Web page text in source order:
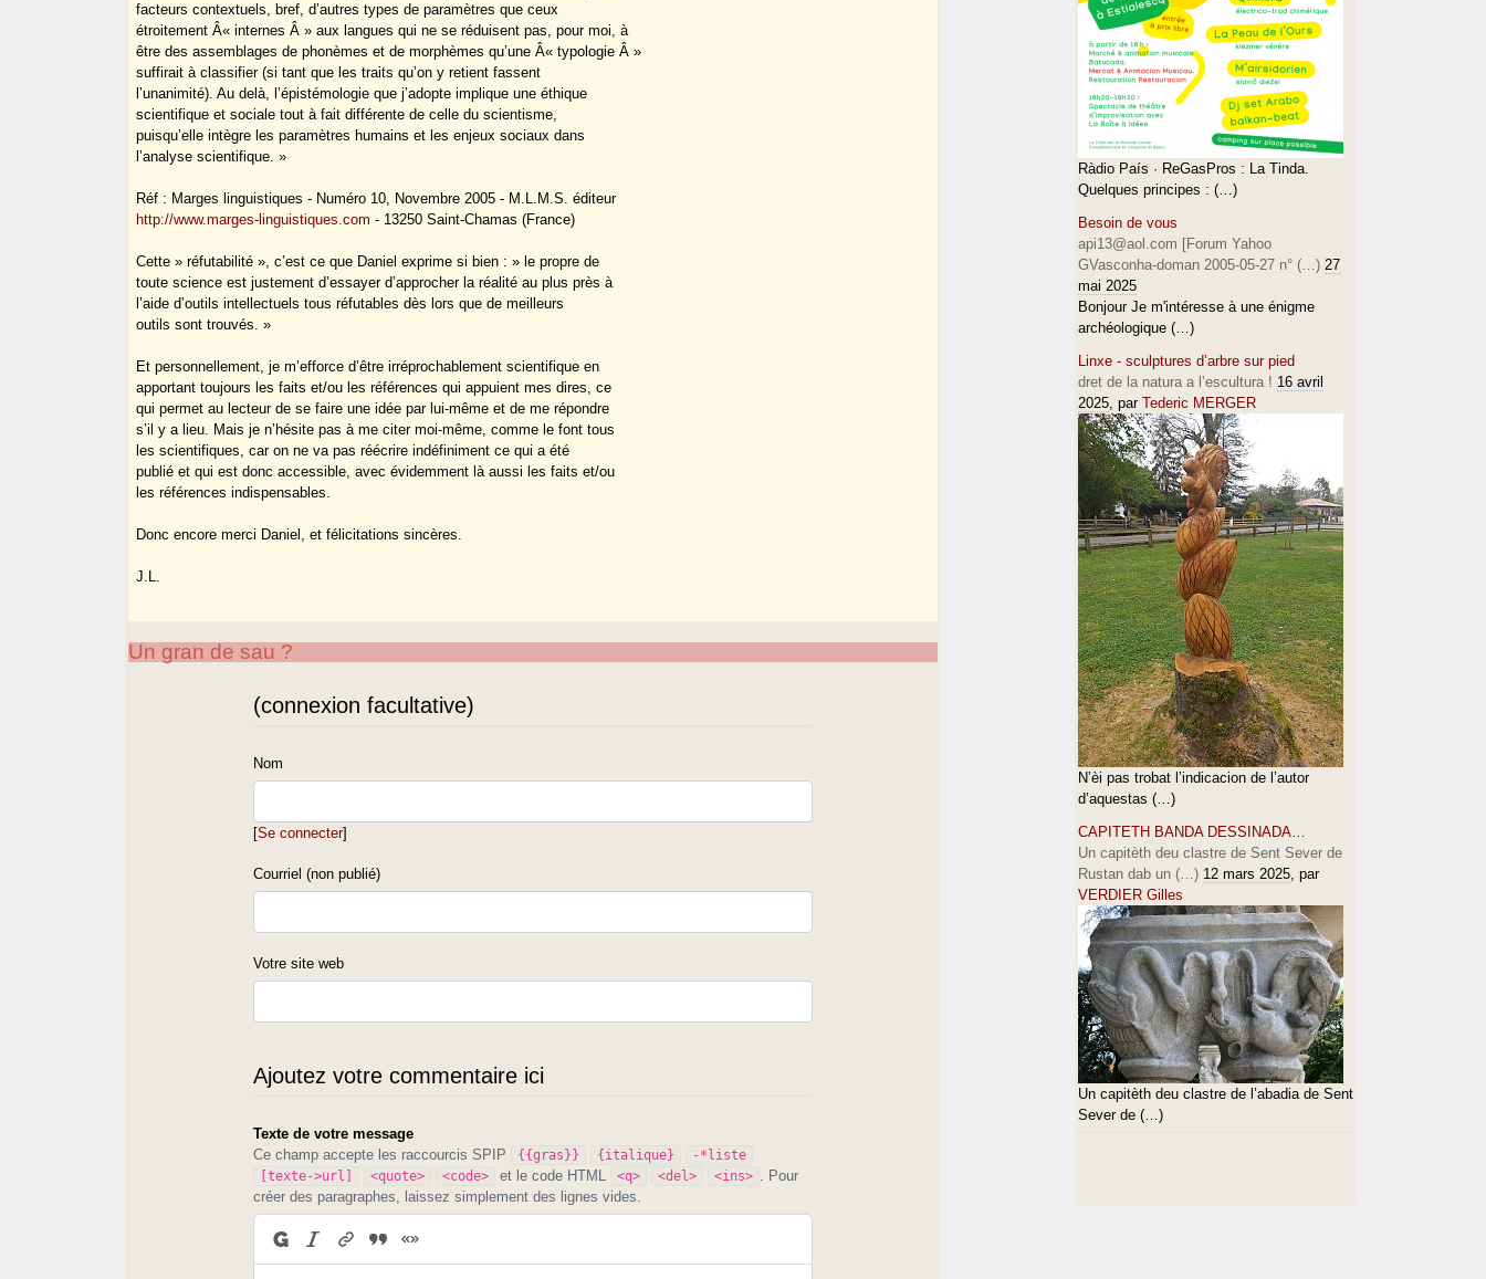
facteurs contextuels, bref, d’autres types de paramètres que ceux
étroitement Â« internes Â » aux langues qui ne se réduisent pas, pour moi, à
être des assemblages de phonèmes et de morphèmes qu’une Â« typologie Â »
suffirait à classifier (si tant que les traits qu’on y retient fassent
l’unanimité). Au delà, l’épistémologie que j’adopte implique une éthique
scientifique et sociale tout à fait différente de celle du scientisme,
puisqu’elle intègre les paramètres humains et les enjeux sociaux dans
l’analyse scientifique. »
Réf : Marges linguistiques - Numéro 10, Novembre 2005 - M.L.M.S. éditeur
http://www.marges-linguistiques.com - 13250 Saint-Chamas (France)
Cette » réfutabilité », c’est ce que Daniel exprime si bien : » le propre de
toute science est justement d’essayer d’approcher la réalité au plus près à
l’aide d’outils intellectuels tous réfutables dès lors que de meilleurs
outils sont trouvés. »
Et personnellement, je m’efforce d’être irréprochablement scientifique en
apportant toujours les faits et/ou les références qui appuient mes dires, ce
qui permet au lecteur de se faire une idée par lui-même et de me répondre
s’il y a lieu. Mais je n’hésite pas à me citer moi-même, comme le font tous
les scientifiques, car on ne va pas réécrire indéfiniment ce qui a été
publié et qui est donc accessible, avec évidemment là aussi les faits et/ou
les références indispensables.
Donc encore merci Daniel, et félicitations sincères.
J.L.
Un gran de sau ?
(connexion facultative)
Nom
[Se connecter]
Courriel (non publié)
Votre site web
Ajoutez votre commentaire ici
Texte de votre message
Ce champ accepte les raccourcis SPIP
{{gras}} {italique}
-*liste
[texte->url]
<quote> <code> et le code HTML <q> <del> <ins>
. Pour
créer des paragraphes, laissez simplement des lignes vides.
Ràdio País · ReGasPros : La Tinda.
Quelques principes : (…)
Besoin de vous
api13@aol.com [Forum Yahoo
GVasconha-doman 2005-05-27 n° (…) 27
mai 2025
Bonjour Je m'intéresse à une énigme
archéologique (…)
Linxe - sculptures d’arbre sur pied
dret de la natura a l’escultura ! 16 avril
2025, par Tederic MERGER
N’èi pas trobat l’indicacion de l’autor
d’aquestas (…)
CAPITETH BANDA DESSINADA…
Un capitèth deu clastre de Sent Sever de
Rustan dab un (…) 12 mars 2025, par
VERDIER Gilles
Un capitèth deu clastre de l’abadia de Sent
Sever de (…)